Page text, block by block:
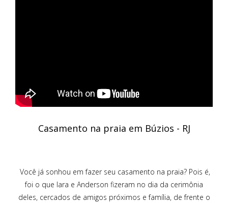
Casamento na praia em Búzios - RJ
Você já sonhou em fazer seu casamento na praia? Pois é,
foi o que Iara e Anderson fizeram no dia da cerimônia
deles, cercados de amigos próximos e família, de frente o